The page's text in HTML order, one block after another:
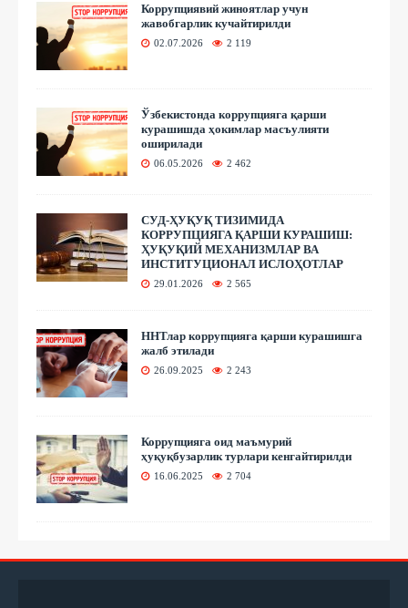
Коррупциявий жиноятлар учун
жавобгарлик кучайтирилди
02.07.2026 2 119
Ўзбекистонда коррупцияга қарши
курашишда ҳокимлар масъулияти
оширилади
06.05.2026 2 462
СУД-ҲУҚУҚ ТИЗИМИДА
КОРРУПЦИЯГА ҚАРШИ КУРАШИШ:
ҲУҚУҚИЙ МЕХАНИЗМЛАР ВА
ИНСТИТУЦИОНАЛ ИСЛОҲОТЛАР
29.01.2026 2 565
ННТлар коррупцияга қарши курашишга
жалб этилади
26.09.2025 2 243
Коррупцияга оид маъмурий
ҳуқуқбузарлик турлари кенгайтирилди
16.06.2025 2 704